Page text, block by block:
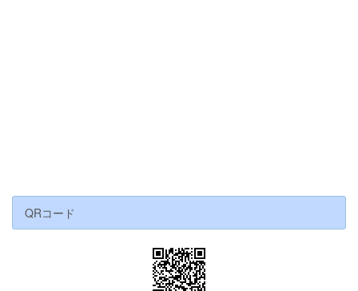
QRコード